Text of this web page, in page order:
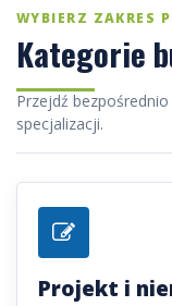
WYBIERZ ZAKRES
Kategorie
Przejdź
specjalizacji.
Projekt i